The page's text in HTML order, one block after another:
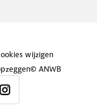
wijzigen
© ANWB